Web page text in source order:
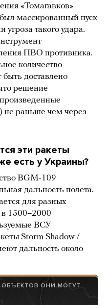
«Томагавков»
массированный пуск
такого удара.
ПВО противника.
количество
быть доставлено
решение
раньше чем через
эти ракеты
есть у Украины?
BGM-109
дальность полета.
для разных
в 1500–2000
ВСУ
Storm Shadow /
дальность около
ОНИ МОГУТ